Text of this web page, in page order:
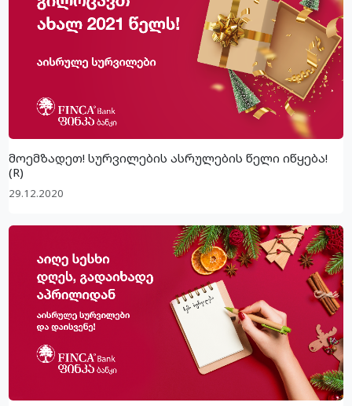
მოემზადეთ! სურვილების ასრულების წელი იწყება!
(R)
29.12.2020